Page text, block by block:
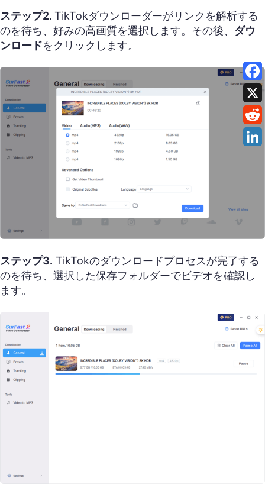
ステップ2. TikTokダウンローダーがリンクを解析する
のを待ち、好みの高画質を選択します。その後、 ダウ
ンロードをクリックします。
ステップ3. TikTokのダウンロードプロセスが完了する
のを待ち、選択した保存フォルダーでビデオを確認し
ます。